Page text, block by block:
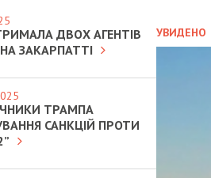
УВИДЕНО
ДВОХ АГЕНТІВ
ЗАКАРПАТТІ
ТРАМПА
САНКЦІЙ ПРОТИ